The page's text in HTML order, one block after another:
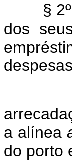
§ 2º
dos
a alínea
do porto